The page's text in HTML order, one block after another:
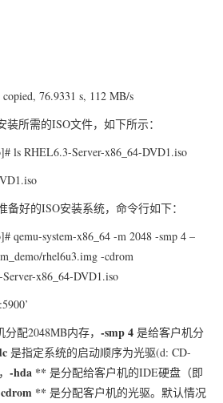
76.9331 s, 112 MB/s
所需的ISO文件，如下所示：
ls RHEL6.3-Server-x86_64-DVD1.iso
好的ISO安装系统，命令行如下：
qemu-system-x86_64 -m 2048 -smp 4 –
rhel6u3.img -cdrom
x86_64-DVD1.iso
分配2048MB内存，-smp 4是给客户机分
是指定系统的启动顺序为光驱(d: CD-
-hda **是分配给客户机的IDE硬盘（即
** 是分配客户机的光驱。默认情况